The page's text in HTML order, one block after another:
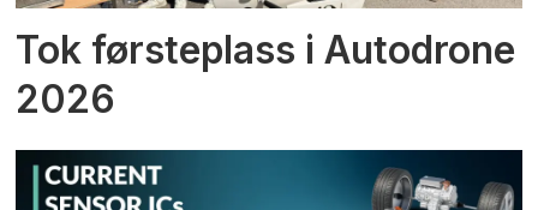
Tok førsteplass i Autodrone
2026